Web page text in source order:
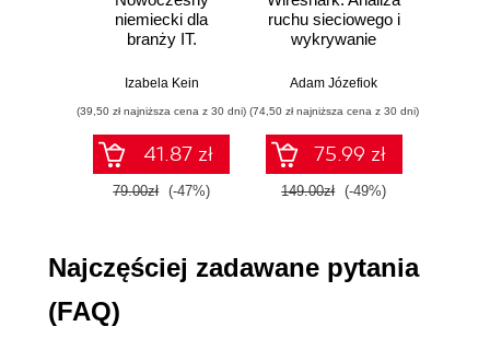
Jak to działa?
Dodatkowe informacje
Zobacz także
Operowanie łańcuchami znaków
Przygotowania
Jak to zrobić?
Jak to działa?
Pobieranie danych z ustrukturyzowanych
niemiecki dla
branży IT.
przykłady i
Izabela Kein
(39,50 zł najniższa cena z 30 dni)
41.87 zł
79.00zł (-47%)
ruchu sieciowego i
wykrywanie
Adam Józefiok
(74,50 zł najniższa cena z 30 dni)
75.99 zł
149.00zł (-49%)
Najczęściej zadawane pytania
(FAQ)